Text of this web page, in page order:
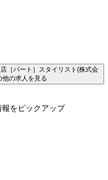
［パート］スタイリスト(株式会
他の求人を見る
をピックアップ